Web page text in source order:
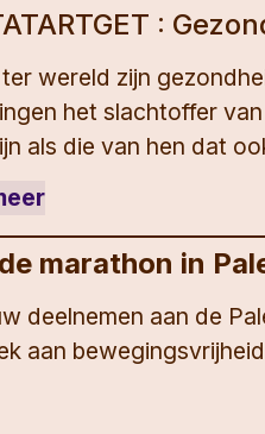
:
wereld zijn
het slachtoffer
als die van hen dat
marathon in
deelnemen aan de
aan